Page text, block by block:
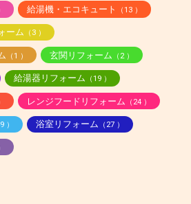
給湯機・エコキュート （13 ）
ーム （3 ）
（1 ） 玄関リフォーム （2 ）
給湯器リフォーム （19 ）
レンジフードリフォーム （24 ）
） 浴室リフォーム （27 ）